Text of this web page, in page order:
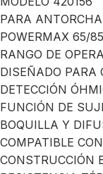
PARA
POWERMAX 65/
RANGO DE
DISEÑADO PARA
DETECCIÓN
FUNCIÓN DE
BOQUILLA Y
COMPATIBLE
CONSTRUCCIÓN